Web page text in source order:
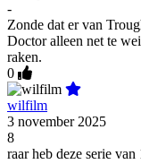
-
Zonde dat er van
Doctor alleen net te
raken.
0
wilfilm
3 november 2025
8
raar heb deze serie